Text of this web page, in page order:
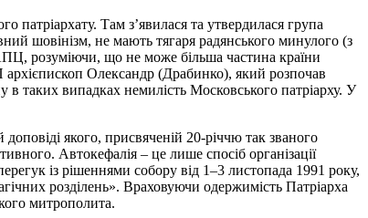
патріархату. Там з’явилася та утвердилася група
шовінізм, не мають тягаря радянського минулого (з
розуміючи, що не може більша частина країни
Олександр (Драбинко), який розпочав
в таких випадках немилість Московського патріарху. У
якого, присвяченій 20-річчю так званого
Автокефалія – це лише спосіб організації
із рішеннями собору від 1–3 листопада 1991 року,
розділень». Враховуючи одержимість Патріарха
митрополита.